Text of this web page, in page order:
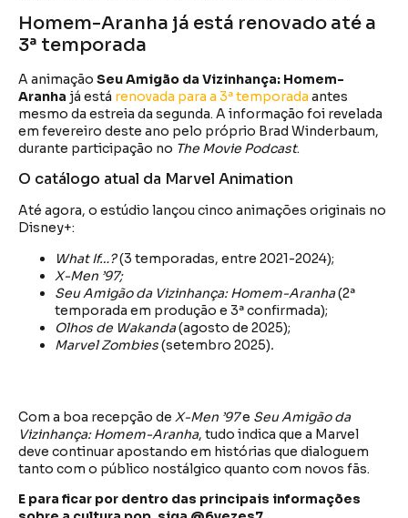
Homem-Aranha já está renovado até a
3ª temporada
A animação Seu Amigão da Vizinhança: Homem-
Aranha já está renovada para a 3ª temporada antes
mesmo da estreia da segunda. A informação foi revelada
em fevereiro deste ano pelo próprio Brad Winderbaum,
durante participação no The Movie Podcast.
O catálogo atual da Marvel Animation
Até agora, o estúdio lançou cinco animações originais no
Disney+:
What If…?(3 temporadas, entre 2021-2024);
X-Men ’97;
Seu Amigão da Vizinhança: Homem-Aranha(2ª
temporada em produção e 3ª confirmada);
Olhos de Wakanda(agosto de 2025);
Marvel Zombies(setembro 2025).
Com a boa recepção de X-Men ’97e Seu Amigão da
Vizinhança: Homem-Aranha, tudo indica que a Marvel
deve continuar apostando em histórias que dialoguem
tanto com o público nostálgico quanto com novos fãs.
E para ficar por dentro das principais informações